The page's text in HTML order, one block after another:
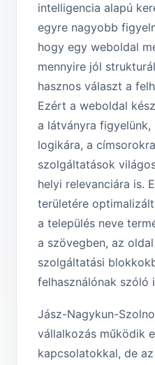
intelligencia alapú
egyre nagyobb
hogy egy weboldal
mennyire jól
hasznos választ a
Ezért a weboldal
a látványra figyelünk,
logikára, a
szolgáltatások
helyi relevanciára is.
területére
a település neve
a szövegben, az
szolgáltatási
felhasználónak szóló
Jász-Nagykun-
vállalkozás működik
kapcsolatokkal, de